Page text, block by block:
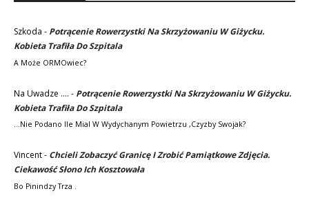
Szkoda - Potrącenie Rowerzystki Na Skrzyżowaniu W Giżycku.
Kobieta Trafiła Do Szpitala
A Może ORMOwiec?
Na Uwadze .... - Potrącenie Rowerzystki Na Skrzyżowaniu W Giżycku.
Kobieta Trafiła Do Szpitala
...nie Podano Ile Mial W Wydychanym Powietrzu ,czyzby Swojak?
Vincent- Chcieli Zobaczyć Granicę I Zrobić Pamiątkowe Zdjęcia.
Ciekawość Słono Ich Kosztowała
Bo Pinindzy Trza .